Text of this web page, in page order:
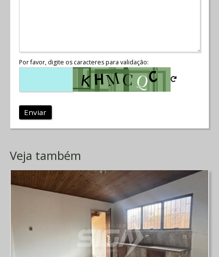
Por favor, digite os caracteres para validação:
Enviar
Veja também